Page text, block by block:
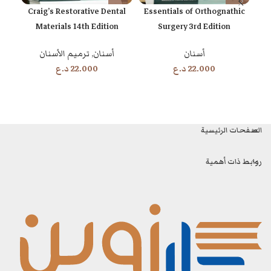
Essentials of Orthognathic
Surgery 3rd Edition
أسنان
22.000د.ع
Craig’s Restorative Dental
Materials 14th Edition
أسنان, ترميم الأسنان
22.000د.ع
الصفحات الرئيسية
روابط ذات أهمية